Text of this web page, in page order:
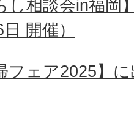
し相談会in福岡
開催）
フェア2025】